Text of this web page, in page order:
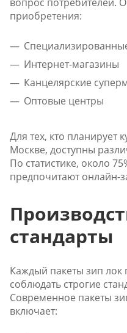
вопрос потребителей.
приобретения:
Интернет-магазины
Канцелярские
Оптовые центры
Для тех, кто планирует
Москве, доступны
По статистике, около
предпочитают онлайн-
стандарты
Каждый пакеты зип лок
соблюдать строгие
Современное пакеты
включает: